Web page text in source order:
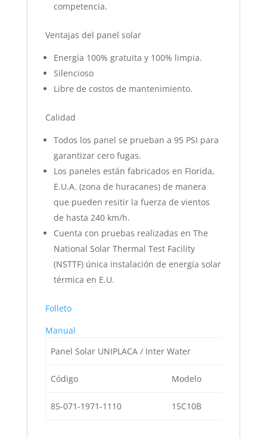
competencia.
Ventajas del panel solar
Energía 100% gratuita y 100% limpia.
Silencioso
Libre de costos de mantenimiento.
Calidad
Todos los panel se prueban a 95 PSI para
garantizar cero fugas.
Los paneles están fabricados en Florida,
E.U.A. (zona de huracanes) de manera
que pueden resitir la fuerza de vientos
de hasta 240 km/h.
Cuenta con pruebas realizadas en The
National Solar Thermal Test Facility
(NSTTF) única instalación de energía solar
térmica en E.U.
Folleto
Manual
Panel Solar UNIPLACA / Inter Water
Código Modelo
85-071-1971-1110 15C10B